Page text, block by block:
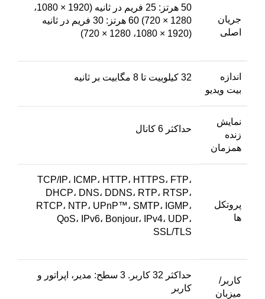
جریان
اصلی
50 هرتز: 25 فریم در ثانیه (1920 × 1080،
1280 × 720) 60 هرتز: 30 فریم در ثانیه
(1920 × 1080، 1280 × 720)
اندازه
بیت ویدیو
32 کیلوبیت تا 8 مگابیت بر ثانیه
نمایش
زنده
همزمان
حداکثر 6 کانال
پروتکل
ها
TCP/IP، ICMP، HTTP، HTTPS، FTP،
DHCP، DNS، DDNS، RTP، RTSP،
RTCP، NTP، UPnP™، SMTP، IGMP،
QoS، IPv6، Bonjour، IPv4، UDP،
SSL/TLS
کاربر/
میزبان
حداکثر 32 کاربر. 3 سطح: مدیر، اپراتور و
کاربر